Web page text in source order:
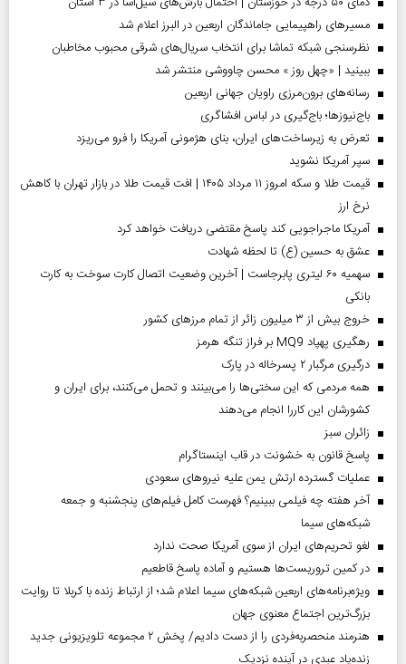
مسیر‌های راهپیمایی جاماندگان اربعین در البرز اعلام شد
نظرسنجی شبکه تماشا برای انتخاب سریال‌های شرقی محبوب مخاطبان
ببینید | «چهل روز » محسن چاووشی منتشر شد
رسانه‌های برون‌مرزی راویان جهانی اربعین
باج‌نیوزها؛ باج‌گیری در لباس افشاگری
تعرض به زیرساخت‌های ایران، بنای هژمونی آمریکا را فرو می‌ریزد
سپر آمریکا نشوید
قیمت طلا و سکه امروز ۱۱ مرداد ۱۴۰۵ | افت قیمت طلا در بازار تهران با کاهش
نرخ ارز
آمریکا ماجراجویی کند پاسخ مقتضی دریافت خواهد کرد
عشق به حسین (ع) تا لحظه شهادت
سهمیه ۶۰ لیتری پابرجاست | آخرین وضعیت اتصال کارت سوخت به کارت
بانکی
خروج بیش از ۳ میلیون زائر از تمام مرز‌های کشور
رهگیری پهپاد MQ9 بر فراز تنگه هرمز
درگیری مرگبار ۲ پسرخاله در پارک
همه مردمی که این سختی‌ها را می‌بینند و تحمل می‌کنند، برای ایران و
کشورشان این کاررا انجام می‌دهند
‌زائران سبز
پاسخ قانون به خشونت در قاب اینستاگرام
عملیات گسترده ارتش یمن علیه نیروهای سعودی
آخر هفته چه فیلمی ببینیم؟ فهرست کامل فیلم‌های پنجشنبه و جمعه
شبکه‌های سیما
لغو تحریم‌های ایران از سوی آمریکا صحت ندارد
در کمین تروریست‌ها هستیم و آماده پاسخ قاطعیم
ویژه‌برنامه‌های اربعین شبکه‌های سیما اعلام شد؛ از ارتباط زنده با کربلا تا روایت
بزرگ‌ترین اجتماع معنوی جهان
هنرمند منحصر‌به‌فردی را از دست دادیم/ پخش ۲ مجموعه تلویزیونی جدید
زنده‌یاد عبدی در آینده نزدیک